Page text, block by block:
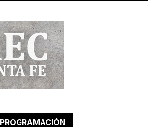
PROGRAMACIÓN